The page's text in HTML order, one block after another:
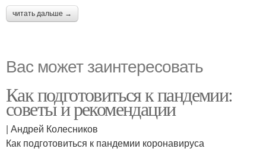
читать дальше →
Вас может заинтересовать
Как подготовиться к пандемии:
советы и рекомендации
| Андрей Колесников
Как подготовиться к пандемии коронавируса